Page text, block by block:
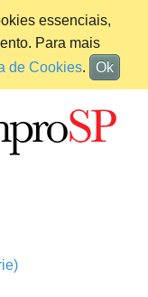
essenciais,
Para mais
de Cookies. Ok